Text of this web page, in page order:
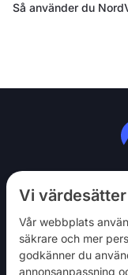
Vi
Vår webbplats
säkrare och mer
godkänner du
annonsanpassning
Så använder du
NordVPN